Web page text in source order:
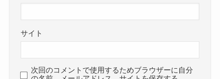
サイト
次回のコメントで使用するためブラウザーに自分